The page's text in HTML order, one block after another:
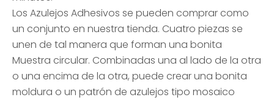
Los Azulejos Adhesivos se pueden comprar como
un conjunto en nuestra tienda. Cuatro piezas se
unen de tal manera que forman una bonita
Muestra circular. Combinadas una al lado de la otra
o una encima de la otra, puede crear una bonita
moldura o un patrón de azulejos tipo mosaico